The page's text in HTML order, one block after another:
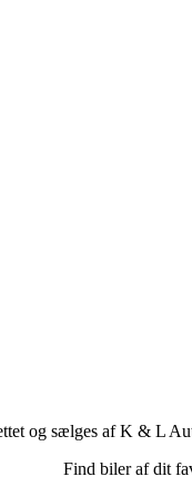
og sælges af K & L
Find biler af dit